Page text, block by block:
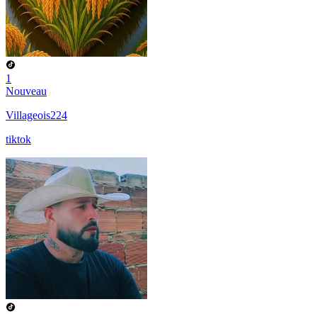
1
Nouveau
Villageois224
tiktok